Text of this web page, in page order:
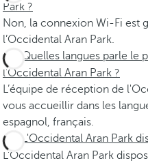
Park ?
Non, la connexion Wi-Fi est
l’Occidental Aran Park.
Quelles langues parle le
l’Occidental Aran Park ?
L’équipe de réception de
vous accueillir dans les
espagnol, français.
L'Occidental Aran Park
L’Occidental Aran Park